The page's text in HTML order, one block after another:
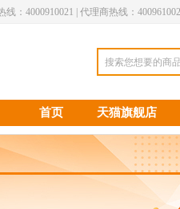
线：4000910021 | 代理商热线：
搜索您想要的商
首页 天猫旗舰店